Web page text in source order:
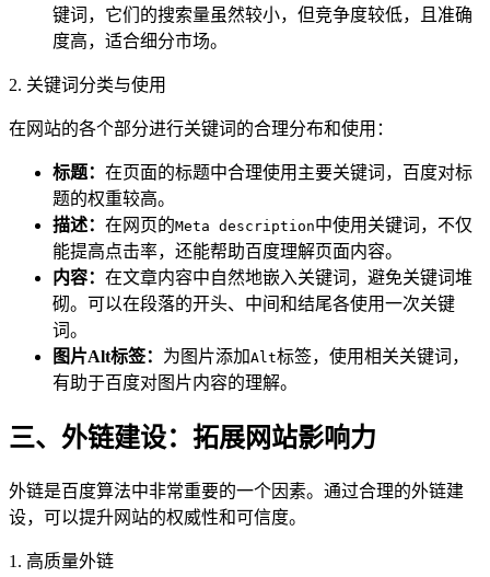
键词，它们的搜索量虽然较小，但竞争度较低，且准确
度高，适合细分市场。
2. 关键词分类与使用
在网站的各个部分进行关键词的合理分布和使用：
标题： 在页面的标题中合理使用主要关键词，百度对标
题的权重较高。
描述： 在网页的Meta description中使用关键词，不仅
能提高点击率，还能帮助百度理解页面内容。
内容： 在文章内容中自然地嵌入关键词，避免关键词堆
砌。可以在段落的开头、中间和结尾各使用一次关键
词。
图片Alt标签： 为图片添加Alt标签，使用相关关键词，
有助于百度对图片内容的理解。
三、外链建设：拓展网站影响力
外链是百度算法中非常重要的一个因素。通过合理的外链建
设，可以提升网站的权威性和可信度。
1. 高质量外链